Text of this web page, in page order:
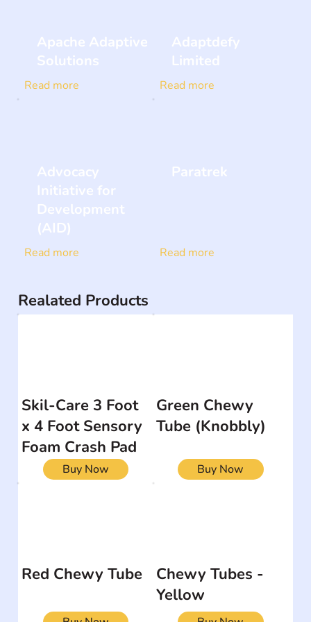
Apache Adaptive
Solutions
Read more
Adaptdefy
Limited
Read more
Advocacy
Initiative for
Development
(AID)
Read more
Paratrek
Read more
Realated Products
Skil-Care 3 Foot
x 4 Foot Sensory
Foam Crash Pad
Buy Now
Green Chewy
Tube (Knobbly)
Buy Now
Red Chewy Tube
Chewy Tubes -
Yellow